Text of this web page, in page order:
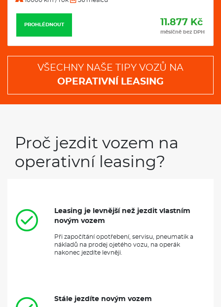
PROHLÉDNOUT 11.877 Kč
měsíčně bez DPH
VŠECHNY NAŠE TIPY VOZŮ NA
OPERATIVNÍ LEASING
Proč jezdit vozem na
operativní leasing?
Leasing je levnější než jezdit vlastním
novým vozem
Při započítání opotřebení, servisu, pneumatik a
nákladů na prodej ojetého vozu, na operák
nakonec jezdíte levněji.
Stále jezdíte novým vozem